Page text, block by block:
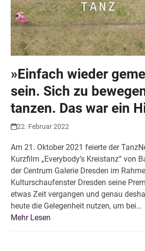
»Einfach wieder
sein. Sich zu
tanzen. Das war ein
22. Februar 2022
Am 21. Oktober 2021 feierte der
Kurzfilm „Everybody’s Kreistanz“ von
der Centrum Galerie Dresden im
Kulturschaufenster Dresden seine
etwas Zeit vergangen und genau
heute die Gelegenheit nutzen, um bei…
Mehr Lesen